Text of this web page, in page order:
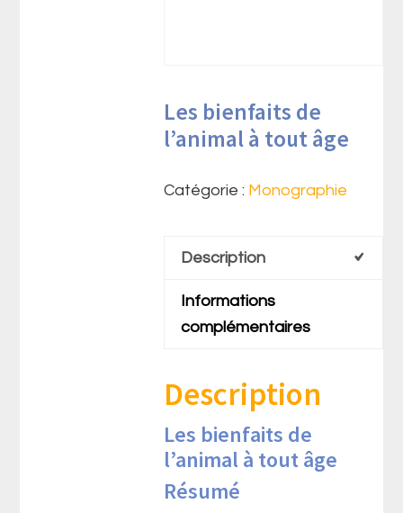
Les bienfaits de
l’animal à tout âge
Catégorie : Monographie
Description
Informations
complémentaires
Description
Les bienfaits de
l’animal à tout âge
Résumé